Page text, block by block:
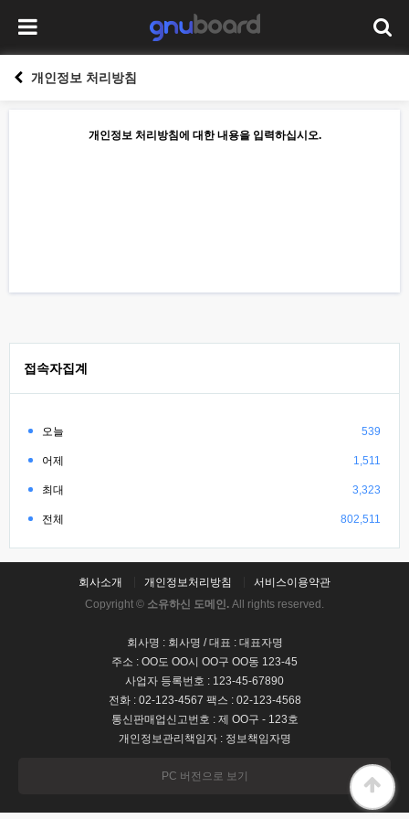
개인정보 처리방침
개인정보 처리방침에 대한 내용을 입력하십시오.
접속자집계
오늘 539
어제 1,511
최대 3,323
전체 802,511
회사소개 개인정보처리방침
서비스이용약관
Copyright © 소유하신 도메인. All rights reserved.
회사명 : 회사명 / 대표 : 대표자명
주소 : OO도 OO시 OO구 OO동 123-45
사업자 등록번호 : 123-45-67890
전화 : 02-123-4567 팩스 : 02-123-4568
통신판매업신고번호 : 제 OO구 - 123호
개인정보관리책임자 : 정보책임자명
PC 버전으로 보기